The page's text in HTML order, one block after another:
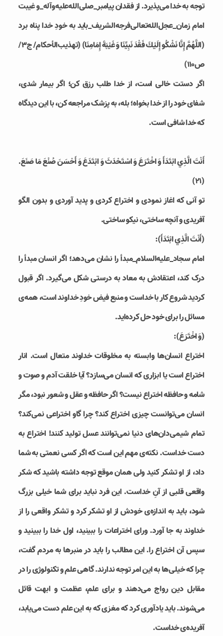
توجه به خدا می‌پذیرد. از فقدان پیامبر_صلی‌الله‌علیه‌وآله_و غیبت
امام زمان_عجل‌الله‌تعالی‌فرجه‌الشریف_باید به خودِ خدا پناه برد
(اللَّهُمَّ إِنَّا نَشْكُو إِلَيْكَ فَقْدَ نَبِيِّنَا وَ غَيْبَةَ إِمَامِنَا) (تهذيب‏‌الأحكام/ ج۳/
ص۱۱۰)
اگر دستت خالی است، از خدا طلب رزق کن؛ اگر بیمار شدی،
شفای خود را از خدا بخواه؛ بله، به پزشک مراجعه کن، با این دیدگاه
که خدا شافی است.
أَنْتَ الَّذِي ابْتَدَأَ وَ اخْتَرَعَ وَ اسْتَحْدَثَ وَ ابْتَدَعَ وَ أَحْسَنَ صُنْعَ مَا صَنَعَ‏.
(۲۱)
تو آنی که اغاز نمودی و اختراع کردی و پدید آوردی و بدون الگو
آفریدی و آنچه ساختی، نیکو ساختی.
(أَنْتَ الَّذِي ابْتَدَأَ):
امام سجاد_علیه‌السلام_مبدأ را نشان می‌دهد؛ اگر انسان مبدأ را
درک کند، اعتقادش به معاد به درستی شکل می‌گیرد. اگر قبول
کردید شروع کار با خداست و منبع فیض خودِ خداوند است، همه‌ی
مسائل را برای خود حل کرده‌اید.
(وَ اخْتَرَعَ):
اختراع انسان‌ها وابسته به مخلوقات خداوند متعال است. انار
اختراع است یا ابزاری که انسان می‌سازد؟ آیا خلقت آدم و صوت و
شامه و حافظه اختراع نیست؟ اگر حافظه و عقل و شعور نبود، مگر
انسان می‌توانست چیزی اختراع کند؟ چرا گاو اختراعی نمی‌کند؟
تمام شیمی‌دان‌های دنیا نمی‌توانند عسل تولید کنند! اختراع به
دست خداست. نکته‌ی مهم این است که اگر کسی نعمتی به شما
داد، از او تشکر کنید ولی همان موقع توجه داشته باشید که شکر
واقعی قلبی از آنِ خداست. این فرد نباید برای شما خیلی بزرگ
شود، باید به اندازه‌ی خودش از او تشکر کرد و تشکر واقعی را از
خداوند به جا آورد. ورای اختراعات را ببینید، اول خدا را ببینید و
سپس آن اختراع را. این مطالب را باید در منبرها به مردم گفت،
چرا که خیلی‌ها به این امر توجه ندارند. گاهی علم و تکنولوژی را در
مقابل دین رواج می‌دهند و برای علم، عظمت و ابهت قائل
می‌شوند. باید یادآوری کرد که مغزی که به این علم دست می‌یابد،
آفریده‌ی خداست.